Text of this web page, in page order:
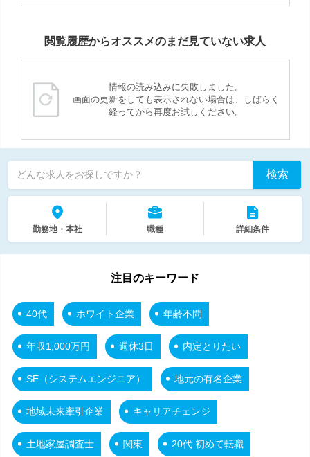
閲覧履歴からオススメのまだ見ていない求人
情報の読み込みに失敗しました。
画面の更新をしても表示されない場合は、しばらく
経ってから再度お試しください。
どんな求人をお探しですか？ 検索
勤務地・本社 職種 詳細条件
注目のキーワード
40代 ホワイト企業 年齢不問
年収1,000万円 週休3日 内定とりたい
SE（システムエンジニア） 地元の有名企業
地域未来牽引企業 キャリアチェンジ
土地家屋調査士 関東 20代 初めて転職